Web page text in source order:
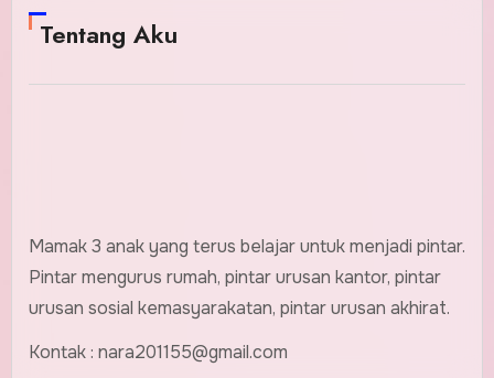
Tentang Aku
Mamak 3 anak yang terus belajar untuk menjadi pintar.
Pintar mengurus rumah, pintar urusan kantor, pintar
urusan sosial kemasyarakatan, pintar urusan akhirat.
Kontak : nara201155@gmail.com